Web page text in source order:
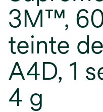
3M™,
teinte
A4D, 1
4 g